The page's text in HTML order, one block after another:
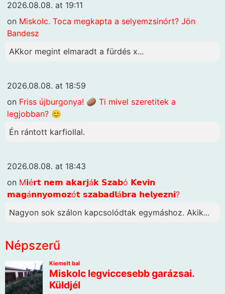
2026.08.08. at 19:11
on Miskolc. Toca megkapta a selyemzsinórt? Jön
Bandesz
AKkor megint elmaradt a fürdés x...
2026.08.08. at 18:59
on Friss újburgonya! 🥔 Ti mivel szeretitek a
legjobban? 😊
Én rántott karfiollal.
2026.08.08. at 18:43
on M𝗶é𝗿𝘁 𝗻𝗲𝗺 𝗮𝗸𝗮𝗿𝗷á𝗸 𝗦𝘇𝗮𝗯ó 𝗞𝗲𝘃𝗶𝗻
𝗺𝗮𝗴á𝗻𝗻𝘆𝗼𝗺𝗼𝘇ó𝘁 𝘀𝘇𝗮𝗯𝗮𝗱𝗹á𝗯𝗿𝗮 𝗵𝗲𝗹𝘆𝗲𝘇𝗻𝗶?
Nagyon sok szálon kapcsolódtak egymáshoz. Akik...
Népszerű